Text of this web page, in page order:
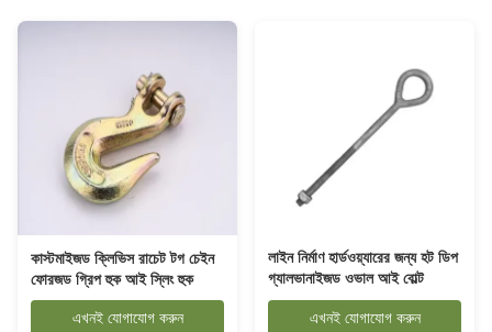
কাস্টমাইজড ক্লিভিস রাচেট টগ চেইন
ফোরজড গ্রিপ হুক আই স্লিং হুক
এখনই যোগাযোগ করুন
লাইন নির্মাণ হার্ডওয়্যারের জন্য হট ডিপ
গ্যালভানাইজড ওভাল আই বোল্ট
এখনই যোগাযোগ করুন